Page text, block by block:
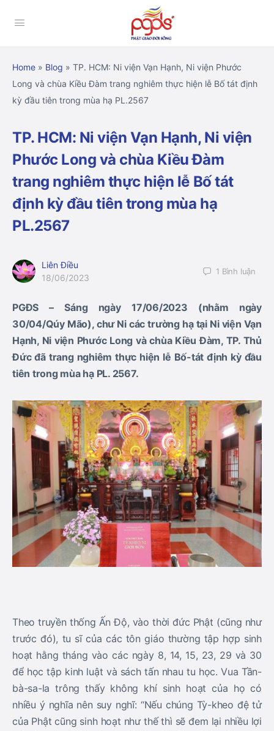
Home » Blog » TP. HCM: Ni viện Vạn Hạnh, Ni viện Phước
Long và chùa Kiều Đàm trang nghiêm thực hiện lễ Bố tát định
kỳ đầu tiên trong mùa hạ PL.2567
TP. HCM: Ni viện Vạn Hạnh, Ni viện
Phước Long và chùa Kiều Đàm
trang nghiêm thực hiện lễ Bố tát
định kỳ đầu tiên trong mùa hạ
PL.2567
Liên Điều
18/06/2023
1 Bình luận
PGĐS – Sáng ngày 17/06/2023 (nhằm ngày
30/04/Qúy Mão), chư Ni các trường hạ tại Ni viện Vạn
Hạnh, Ni viện Phước Long và chùa Kiều Đàm, TP. Thủ
Đức đã trang nghiêm thực hiện lễ Bố-tát định kỳ đầu
tiên trong mùa hạ PL. 2567.
Theo truyền thống Ấn Độ, vào thời đức Phật (cũng như
trước đó), tu sĩ của các tôn giáo thường tập hợp sinh
hoạt hằng tháng vào các ngày 8, 14, 15, 23, 29 và 30
để học tập kinh luật và sách tấn nhau tu học. Vua Tần-
bà-sa-la trông thấy không khí sinh hoạt của họ có
nhiều ý nghĩa nên suy nghĩ: “Nếu chúng Tỳ-kheo đệ tử
của Phật cũng sinh hoạt như thế thì sẽ đem lại nhiều lợi